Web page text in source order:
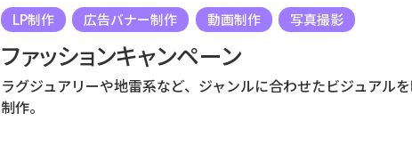
LP制作 広告バナー制作 動画制作 写真撮影
ファッションキャンペーン
ラグジュアリーや地雷系など、ジャンルに合わせたビジュアル
制作。